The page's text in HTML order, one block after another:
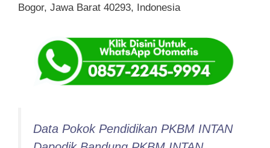
Bogor, Jawa Barat 40293, Indonesia
Data Pokok Pendidikan PKBM INTAN